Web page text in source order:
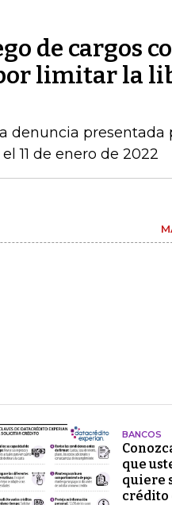
de cargos
limitar la
denuncia presentada
11 de enero de 2022
BANCOS
que
quiere
crédito